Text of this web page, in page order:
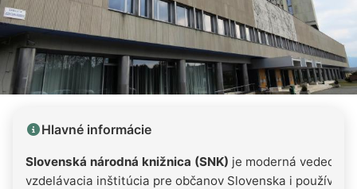
Hlavné informácie
Slovenská národná knižnica (SNK) je moderná
vzdelávacia inštitúcia pre občanov Slovenska i